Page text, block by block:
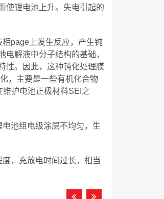
使锂电池上升。失电引起的
page上发生反应，产生钝
解液中分子结构的基础，
性。因此，这种钝化处理膜
，主要是一些有机化合物
护电池正极材料SEI之
池组电级涂层不均匀，生
，充放电时间过长，相当